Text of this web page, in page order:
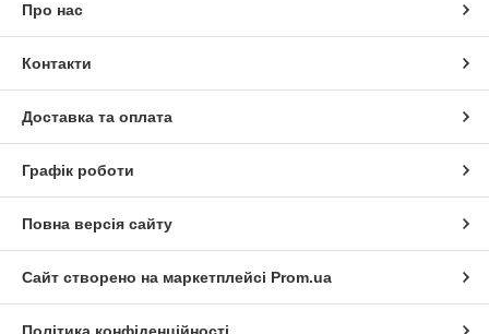
Про нас
Контакти
Доставка та оплата
Графік роботи
Повна версія сайту
Сайт створено на маркетплейсі Prom.ua